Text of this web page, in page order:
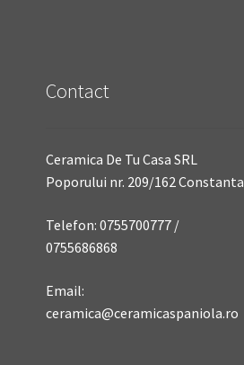
Contact
Ceramica De Tu Casa SRL
Poporului nr. 209/162 Constanta
Telefon: 0755700777 /
0755686868
Email:
ceramica@ceramicaspaniola.ro